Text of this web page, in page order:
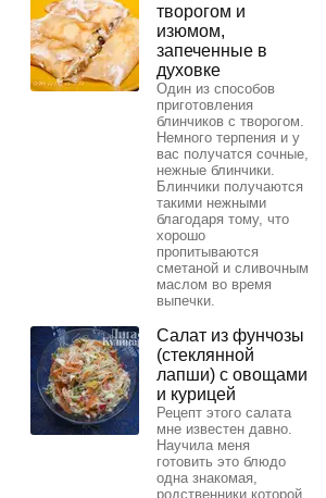
творогом и
изюмом,
запеченные в
духовке
Один из способов
приготовления
блинчиков с творогом.
Немного терпения и у
вас получатся сочные,
нежные блинчики.
Блинчики получаются
такими нежными
благодаря тому, что
хорошо
пропитываются
сметаной и сливочным
маслом во время
выпечки.
Салат из фунчозы
(стеклянной
лапши) с овощами
и курицей
Рецепт этого салата
мне известен давно.
Научила меня
готовить это блюдо
одна знакомая,
родственники которой